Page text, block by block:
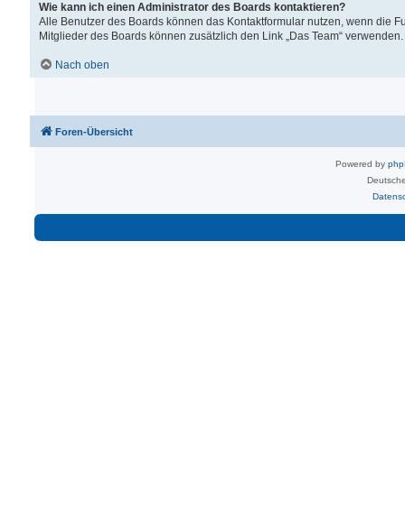
Wie kann ich einen Administrator des Boards kontaktieren?
Alle Benutzer des Boards können das Kontaktformular nutzen, wenn die
Mitglieder des Boards können zusätzlich den Link „Das Team“ verwenden.
Nach oben
Foren-Übersicht
Powered by